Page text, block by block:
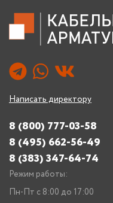
Написать директору
8 (800) 777-03-58
8 (495) 662-56-49
8 (383) 347-64-74
Режим работы:
Пн-Пт с 8:00 до 17:00